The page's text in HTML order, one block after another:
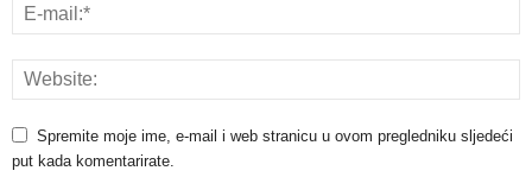
Spremite moje ime, e-mail i web stranicu u ovom pregledniku sljedeći
put kada komentarirate.